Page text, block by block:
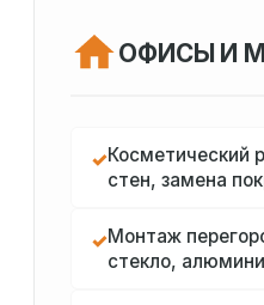
ОФИСЫ И
✓Косметический
стен, замена
✓Монтаж
стекло,